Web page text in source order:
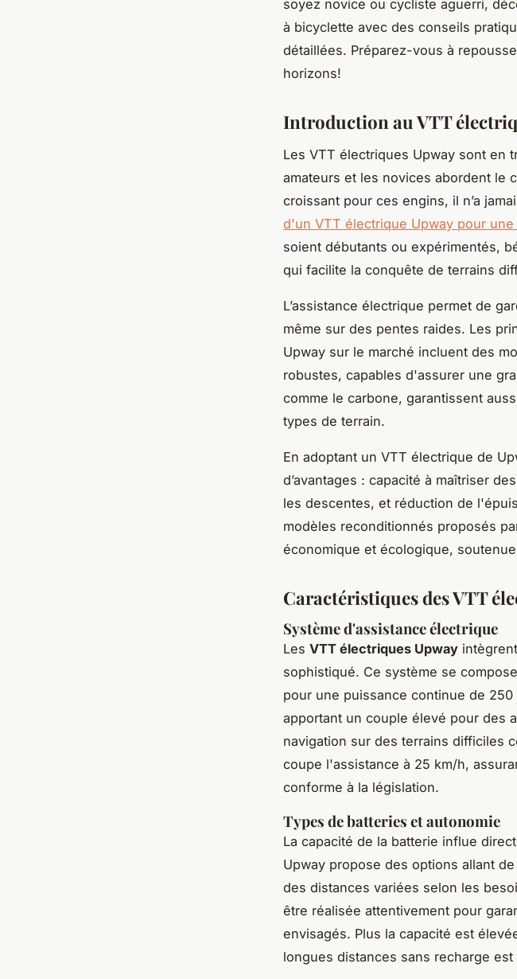
soyez novice ou cycliste aguerri,
à bicyclette avec des conseils
détaillées. Préparez-vous à
horizons!
Introduction au VTT
Les VTT électriques Upway sont en
amateurs et les novices abordent le
croissant pour ces engins, il n’a
d'un VTT électrique Upway pour
soient débutants ou expérimentés,
qui facilite la conquête de terrains
L’assistance électrique permet de
même sur des pentes raides. Les
Upway sur le marché incluent des
robustes, capables d'assurer une
comme le carbone, garantissent
types de terrain.
En adoptant un VTT électrique de
d’avantages : capacité à maîtriser
les descentes, et réduction de
modèles reconditionnés proposés
économique et écologique,
Caractéristiques des VTT
Système d'assistance électrique
Les VTT électriques Upway
sophistiqué. Ce système se
pour une puissance continue de
apportant un couple élevé pour des
navigation sur des terrains difficiles
coupe l'assistance à 25 km/h,
conforme à la législation.
Types de batteries et autonomie
La capacité de la batterie influe
Upway propose des options allant
des distances variées selon les
être réalisée attentivement pour
envisagés. Plus la capacité est
longues distances sans recharge est